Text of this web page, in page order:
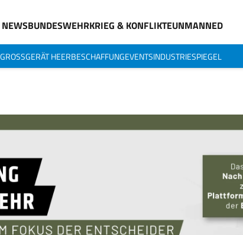
NEWSBUNDESWEHRKRIEG & KONFLIKTEUNMANNED
GROSSGERÄT HEERBESCHAFFUNGEVENTSINDUSTRIESPIEGEL